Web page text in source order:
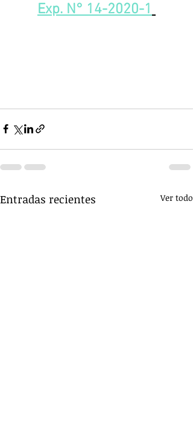
Exp. N° 14-2020-1
Entradas recientes Ver todo